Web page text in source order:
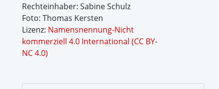
Rechteinhaber: Sabine Schulz
Foto: Thomas Kersten
Lizenz: Namensnennung-Nicht
kommerziell 4.0 International (CC BY-
NC 4.0)